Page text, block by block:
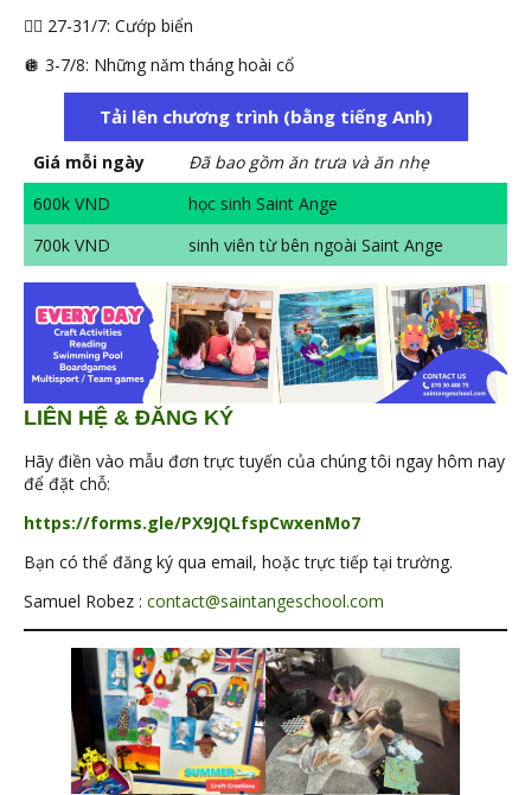
🏴‍☠️ 27-31/7: Cướp biển
🪩 3-7/8: Những năm tháng hoài cổ
Tải lên chương trình (bằng tiếng Anh)
Giá mỗi ngày
Đã bao gồm ăn trưa và ăn nhẹ
600k VND
học sinh Saint Ange
700k VND
sinh viên từ bên ngoài Saint Ange
LIÊN HỆ & ĐĂNG KÝ
Hãy điền vào mẫu đơn trực tuyến của chúng tôi ngay hôm nay
để đặt chỗ:
https://forms.gle/PX9JQLfspCwxenMo7
Bạn có thể đăng ký qua email, hoặc trực tiếp tại trường.
Samuel Robez : contact@saintangeschool.com